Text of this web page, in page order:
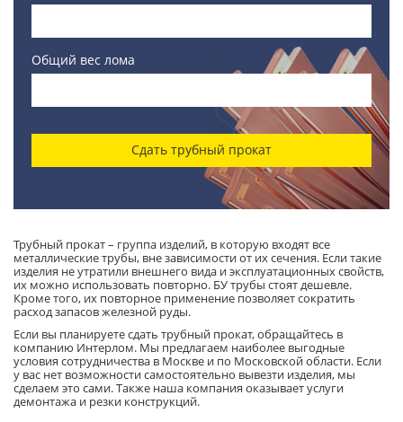
Общий вес лома
Сдать трубный прокат
Трубный прокат – группа изделий, в которую входят все
металлические трубы, вне зависимости от их сечения. Если такие
изделия не утратили внешнего вида и эксплуатационных свойств,
их можно использовать повторно. БУ трубы стоят дешевле.
Кроме того, их повторное применение позволяет сократить
расход запасов железной руды.
Если вы планируете сдать трубный прокат, обращайтесь в
компанию Интерлом. Мы предлагаем наиболее выгодные
условия сотрудничества в Москве и по Московской области. Если
у вас нет возможности самостоятельно вывезти изделия, мы
сделаем это сами. Также наша компания оказывает услуги
демонтажа и резки конструкций.